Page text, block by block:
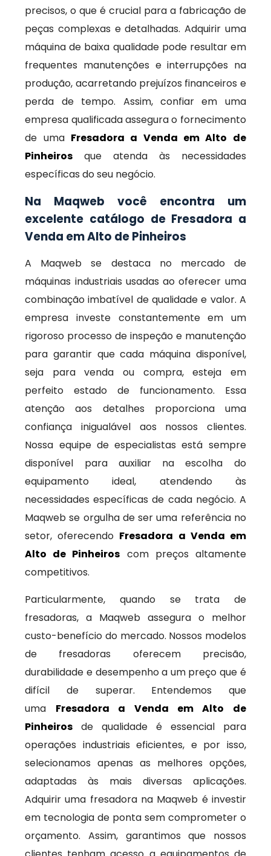
precisos, o que é crucial para a fabricação de
peças complexas e detalhadas. Adquirir uma
máquina de baixa qualidade pode resultar em
frequentes manutenções e interrupções na
produção, acarretando prejuízos financeiros e
perda de tempo. Assim, confiar em uma
empresa qualificada assegura o fornecimento
de uma Fresadora a Venda em Alto de
Pinheiros que atenda às necessidades
específicas do seu negócio.
Na Maqweb você encontra um
excelente catálogo de Fresadora a
Venda em Alto de Pinheiros
A Maqweb se destaca no mercado de
máquinas industriais usadas ao oferecer uma
combinação imbatível de qualidade e valor. A
empresa investe constantemente em um
rigoroso processo de inspeção e manutenção
para garantir que cada máquina disponível,
seja para venda ou compra, esteja em
perfeito estado de funcionamento. Essa
atenção aos detalhes proporciona uma
confiança inigualável aos nossos clientes.
Nossa equipe de especialistas está sempre
disponível para auxiliar na escolha do
equipamento ideal, atendendo às
necessidades específicas de cada negócio. A
Maqweb se orgulha de ser uma referência no
setor, oferecendo Fresadora a Venda em
Alto de Pinheiros com preços altamente
competitivos.
Particularmente, quando se trata de
fresadoras, a Maqweb assegura o melhor
custo-benefício do mercado. Nossos modelos
de fresadoras oferecem precisão,
durabilidade e desempenho a um preço que é
difícil de superar. Entendemos que
uma Fresadora a Venda em Alto de
Pinheiros de qualidade é essencial para
operações industriais eficientes, e por isso,
selecionamos apenas as melhores opções,
adaptadas às mais diversas aplicações.
Adquirir uma fresadora na Maqweb é investir
em tecnologia de ponta sem comprometer o
orçamento. Assim, garantimos que nossos